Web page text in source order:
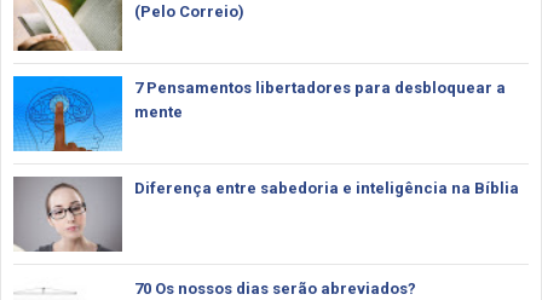
(Pelo Correio)
7 Pensamentos libertadores para desbloquear a
mente
Diferença entre sabedoria e inteligência na Bíblia
70 Os nossos dias serão abreviados?